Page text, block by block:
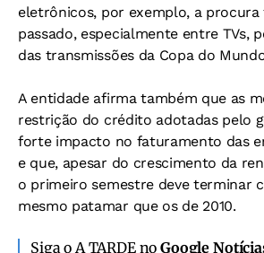
eletrônicos, por exemplo, a
passado, especialmente entre TVs,
das transmissões da Copa do
A entidade afirma também que as
restrição do crédito adotadas pelo
forte impacto no faturamento das
e que, apesar do crescimento da
o primeiro semestre deve terminar
mesmo patamar que os de 2010.
Siga o A TARDE noGoogle